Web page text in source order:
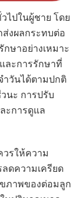
ไปในผู้ชาย โดย
งผลกระทบต่อ
ษาอย่างเหมาะ
ละการรักษาที่
ำวันได้ตามปกติ
นะ การปรับ
ะการดูแล
วรให้ความ
ดความเครียด
ภาพของต่อมลูก